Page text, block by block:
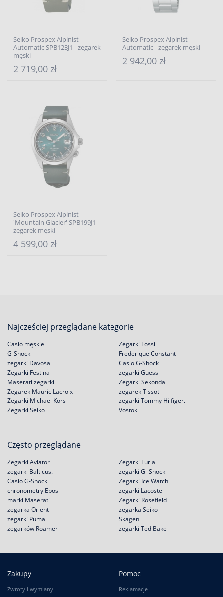
Seiko Prospex Alpinist
Automatic SPB123J1 - zegarek
męski
2 719,00 zł
Seiko Prospex Alpinist
Automatic - zegarek męski
2 942,00 zł
Seiko Prospex Alpinist
'Mountain Glacier' SPB199J1 -
zegarek męski
4 599,00 zł
Najcześciej przeglądane kategorie
Casio męskie
G-Shock
zegarki Davosa
Zegarki Festina
Zegarki Fossil
Frederique Constant
Casio G-Shock
zegarki Guess
Maserati zegarki
Zegarek Mauric Lacroix
Zegarki Michael Kors
Zegarki Seiko
Zegarki Sekonda
zegarek Tissot
zegarki Tommy Hilfiger.
Vostok
Często przeglądane
Zegarki Aviator
zegarki Balticus.
Casio G-Shock
chronometry Epos
Zegarki Furla
zegarki G- Shock
Zegarki Ice Watch
zegarki Lacoste
marki Maserati
zegarka Orient
zegarki Puma
zegarków Roamer
Zegarki Rosefield
zegarka Seiko
Skagen
zegarki Ted Bake
Zakupy
Zwroty i wymiany
Pomoc
Reklamacje